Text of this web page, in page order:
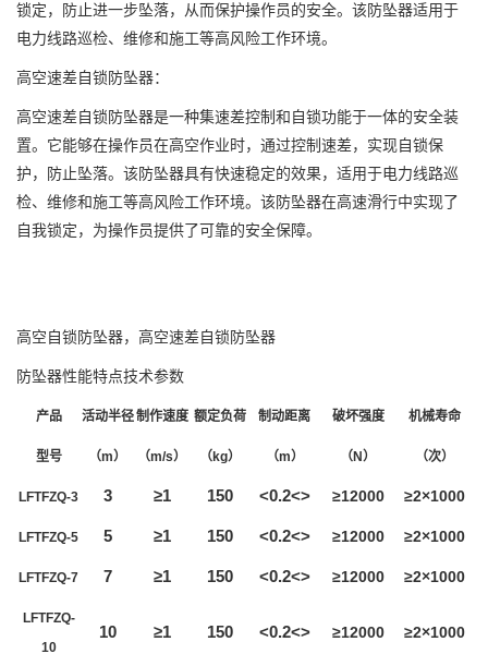
锁定，防止进一步坠落，从而保护操作员的安全。该防坠器适用于
电力线路巡检、维修和施工等高风险工作环境。
高空速差自锁防坠器：
高空速差自锁防坠器是一种集速差控制和自锁功能于一体的安全装
置。它能够在操作员在高空作业时，通过控制速差，实现自锁保
护，防止坠落。该防坠器具有快速稳定的效果，适用于电力线路巡
检、维修和施工等高风险工作环境。该防坠器在高速滑行中实现了
自我锁定，为操作员提供了可靠的安全保障。
高空自锁防坠器，高空速差自锁防坠器
防坠器性能特点技术参数
产品 活动半径制作速度 额定负荷 制动距离 破坏强度 机械寿命
型号 （m） （m/s） （kg） （m） （N） （次）
LFTFZQ-3 3 ≥1 150 <0.2<> ≥12000 ≥2×1000
LFTFZQ-5 5 ≥1 150 <0.2<> ≥12000 ≥2×1000
LFTFZQ-7 7 ≥1 150 <0.2<> ≥12000 ≥2×1000
LFTFZQ-
10
10 ≥1 150 <0.2<> ≥12000 ≥2×1000